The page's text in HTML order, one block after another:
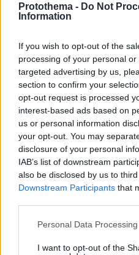
Protothema - Do Not
Information
If you wish to opt-out of the
processing of your personal
targeted advertising by us,
section to confirm your
opt-out request is processed
interest-based ads based on
us or personal information
your opt-out. You may
disclosure of your personal
IAB’s list of downstream
also be disclosed by us to
Downstream Participants that
Please note that this website/
not limited to your visit or
Personal Data
I want to opt-out of the